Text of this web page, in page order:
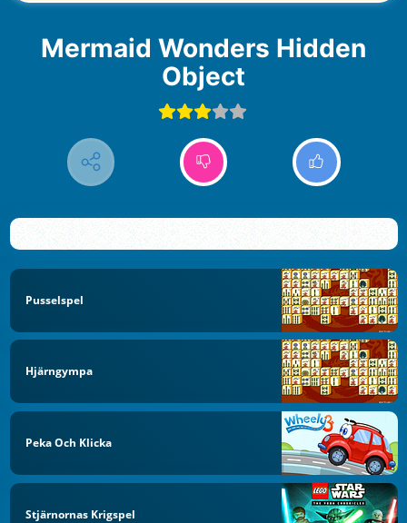
Mermaid Wonders Hidden
Object
Pusselspel
Hjärngympa
Peka Och Klicka
Stjärnornas Krigspel